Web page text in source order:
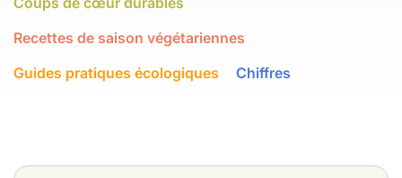
Recettes de saison végétariennes
Guides pratiques écologiques
Chiffres